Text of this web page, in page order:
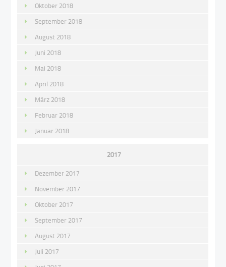
Oktober 2018
September 2018
August 2018
Juni 2018
Mai 2018
April 2018
März 2018
Februar 2018
Januar 2018
2017
Dezember 2017
November 2017
Oktober 2017
September 2017
August 2017
Juli 2017